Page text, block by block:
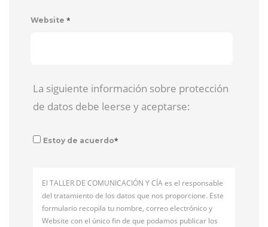
Website *
La siguiente información sobre protección
de datos debe leerse y aceptarse:
Estoy de acuerdo*
El TALLER DE COMUNICACIÓN Y CÍA es el responsable
del tratamiento de los datos que nos proporcione. Este
formulario recopila tu nombre, correo electrónico y
Website con el único fin de que podamos publicar los